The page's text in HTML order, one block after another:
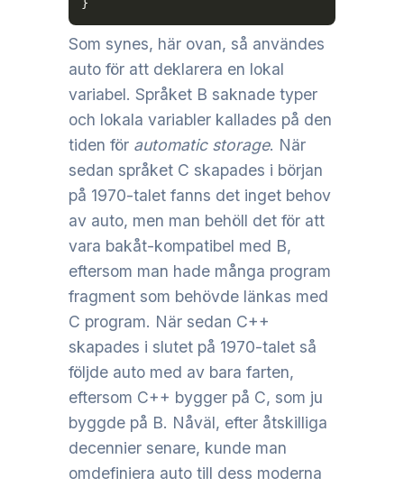
}
Som synes, här ovan, så användes
auto för att deklarera en lokal
variabel. Språket B saknade typer
och lokala variabler kallades på den
tiden för automatic storage. När
sedan språket C skapades i början
på 1970-talet fanns det inget behov
av auto, men man behöll det för att
vara bakåt-kompatibel med B,
eftersom man hade många program
fragment som behövde länkas med
C program. När sedan C++
skapades i slutet på 1970-talet så
följde auto med av bara farten,
eftersom C++ bygger på C, som ju
byggde på B. Nåväl, efter åtskilliga
decennier senare, kunde man
omdefiniera auto till dess moderna